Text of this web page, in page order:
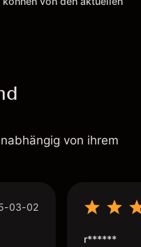
von ihrem
03-02
r******